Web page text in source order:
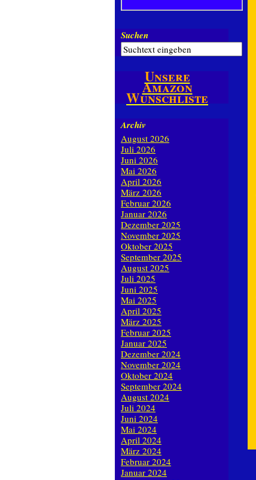
Suchen
Unsere
Amazon
Wunschliste
Archiv
August 2026
Juli 2026
Juni 2026
Mai 2026
April 2026
März 2026
Februar 2026
Januar 2026
Dezember 2025
November 2025
Oktober 2025
September 2025
August 2025
Juli 2025
Juni 2025
Mai 2025
April 2025
März 2025
Februar 2025
Januar 2025
Dezember 2024
November 2024
Oktober 2024
September 2024
August 2024
Juli 2024
Juni 2024
Mai 2024
April 2024
März 2024
Februar 2024
Januar 2024